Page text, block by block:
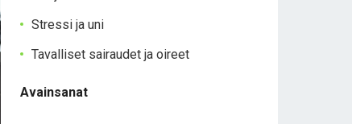
Stressi ja uni
Tavalliset sairaudet ja oireet
Avainsanat